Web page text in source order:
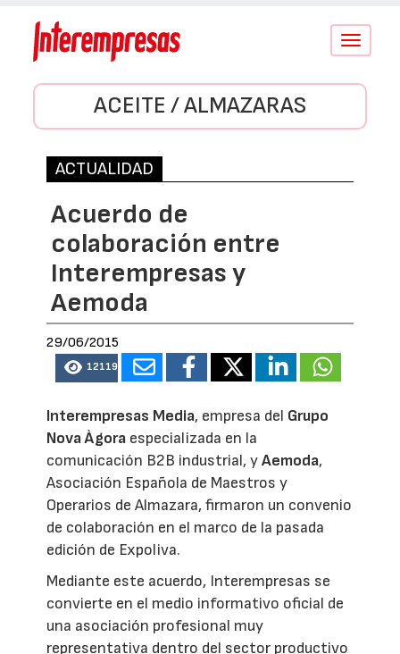
Conmutar
ACEITE / ALMAZARAS
ACTUALIDAD
Acuerdo de
colaboración entre
Interempresas y
Aemoda
29/06/2015
12119
Interempresas Media, empresa del Grupo
Nova Àgora especializada en la
comunicación B2B industrial, yAemoda,
Asociación Española de Maestros y
Operarios de Almazara, firmaron un convenio
de colaboración en el marco de la pasada
edición de Expoliva.
Mediante este acuerdo, Interempresas se
convierte en el medio informativo oficial de
una asociación profesional muy
representativa dentro del sector productivo